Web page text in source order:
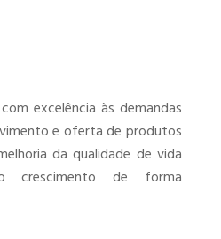
excelência às demandas
e oferta de produtos
da qualidade de vida
crescimento de forma